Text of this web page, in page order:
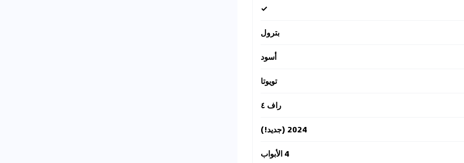
✓
بترول
أسود
تويوتا
راف ٤
2024 (جديد!)
4 الأبواب